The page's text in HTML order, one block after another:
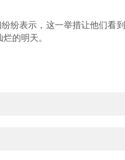
表示，这一举措让他们看
的明天。